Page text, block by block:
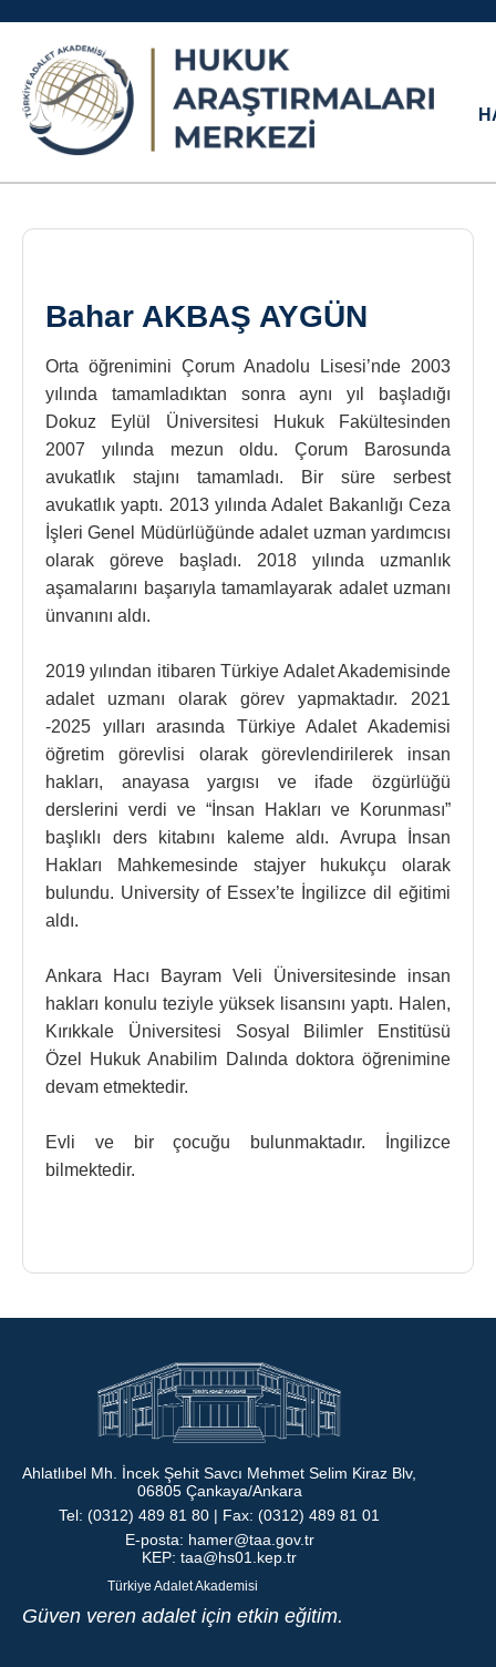
Bahar AKBAŞ AYGÜN
Orta öğrenimini Çorum Anadolu Lisesi’nde 2003
yılında tamamladıktan sonra aynı yıl başladığı
Dokuz Eylül Üniversitesi Hukuk Fakültesinden
2007 yılında mezun oldu. Çorum Barosunda
avukatlık stajını tamamladı. Bir süre serbest
avukatlık yaptı. 2013 yılında Adalet Bakanlığı Ceza
İşleri Genel Müdürlüğünde adalet uzman yardımcısı
olarak göreve başladı. 2018 yılında uzmanlık
aşamalarını başarıyla tamamlayarak adalet uzmanı
ünvanını aldı.
2019 yılından itibaren Türkiye Adalet Akademisinde
adalet uzmanı olarak görev yapmaktadır. 2021
-2025 yılları arasında Türkiye Adalet Akademisi
öğretim görevlisi olarak görevlendirilerek insan
hakları, anayasa yargısı ve ifade özgürlüğü
derslerini verdi ve “İnsan Hakları ve Korunması”
başlıklı ders kitabını kaleme aldı. Avrupa İnsan
Hakları Mahkemesinde stajyer hukukçu olarak
bulundu. University of Essex’te İngilizce dil eğitimi
aldı.
Ankara Hacı Bayram Veli Üniversitesinde insan
hakları konulu teziyle yüksek lisansını yaptı. Halen,
Kırıkkale Üniversitesi Sosyal Bilimler Enstitüsü
Özel Hukuk Anabilim Dalında doktora öğrenimine
devam etmektedir.
Evli ve bir çocuğu bulunmaktadır. İngilizce
bilmektedir.
Ahlatlıbel Mh. İncek Şehit Savcı Mehmet Selim Kiraz Blv,
06805 Çankaya/Ankara
Tel: (0312) 489 81 80 | Fax: (0312) 489 81 01
E-posta: hamer@taa.gov.tr
KEP: taa@hs01.kep.tr
Türkiye Adalet Akademisi
Güven veren adalet için etkin eğitim.